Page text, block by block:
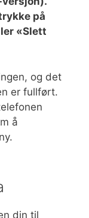
på
«Slett
og det
er fullført.
å
din til